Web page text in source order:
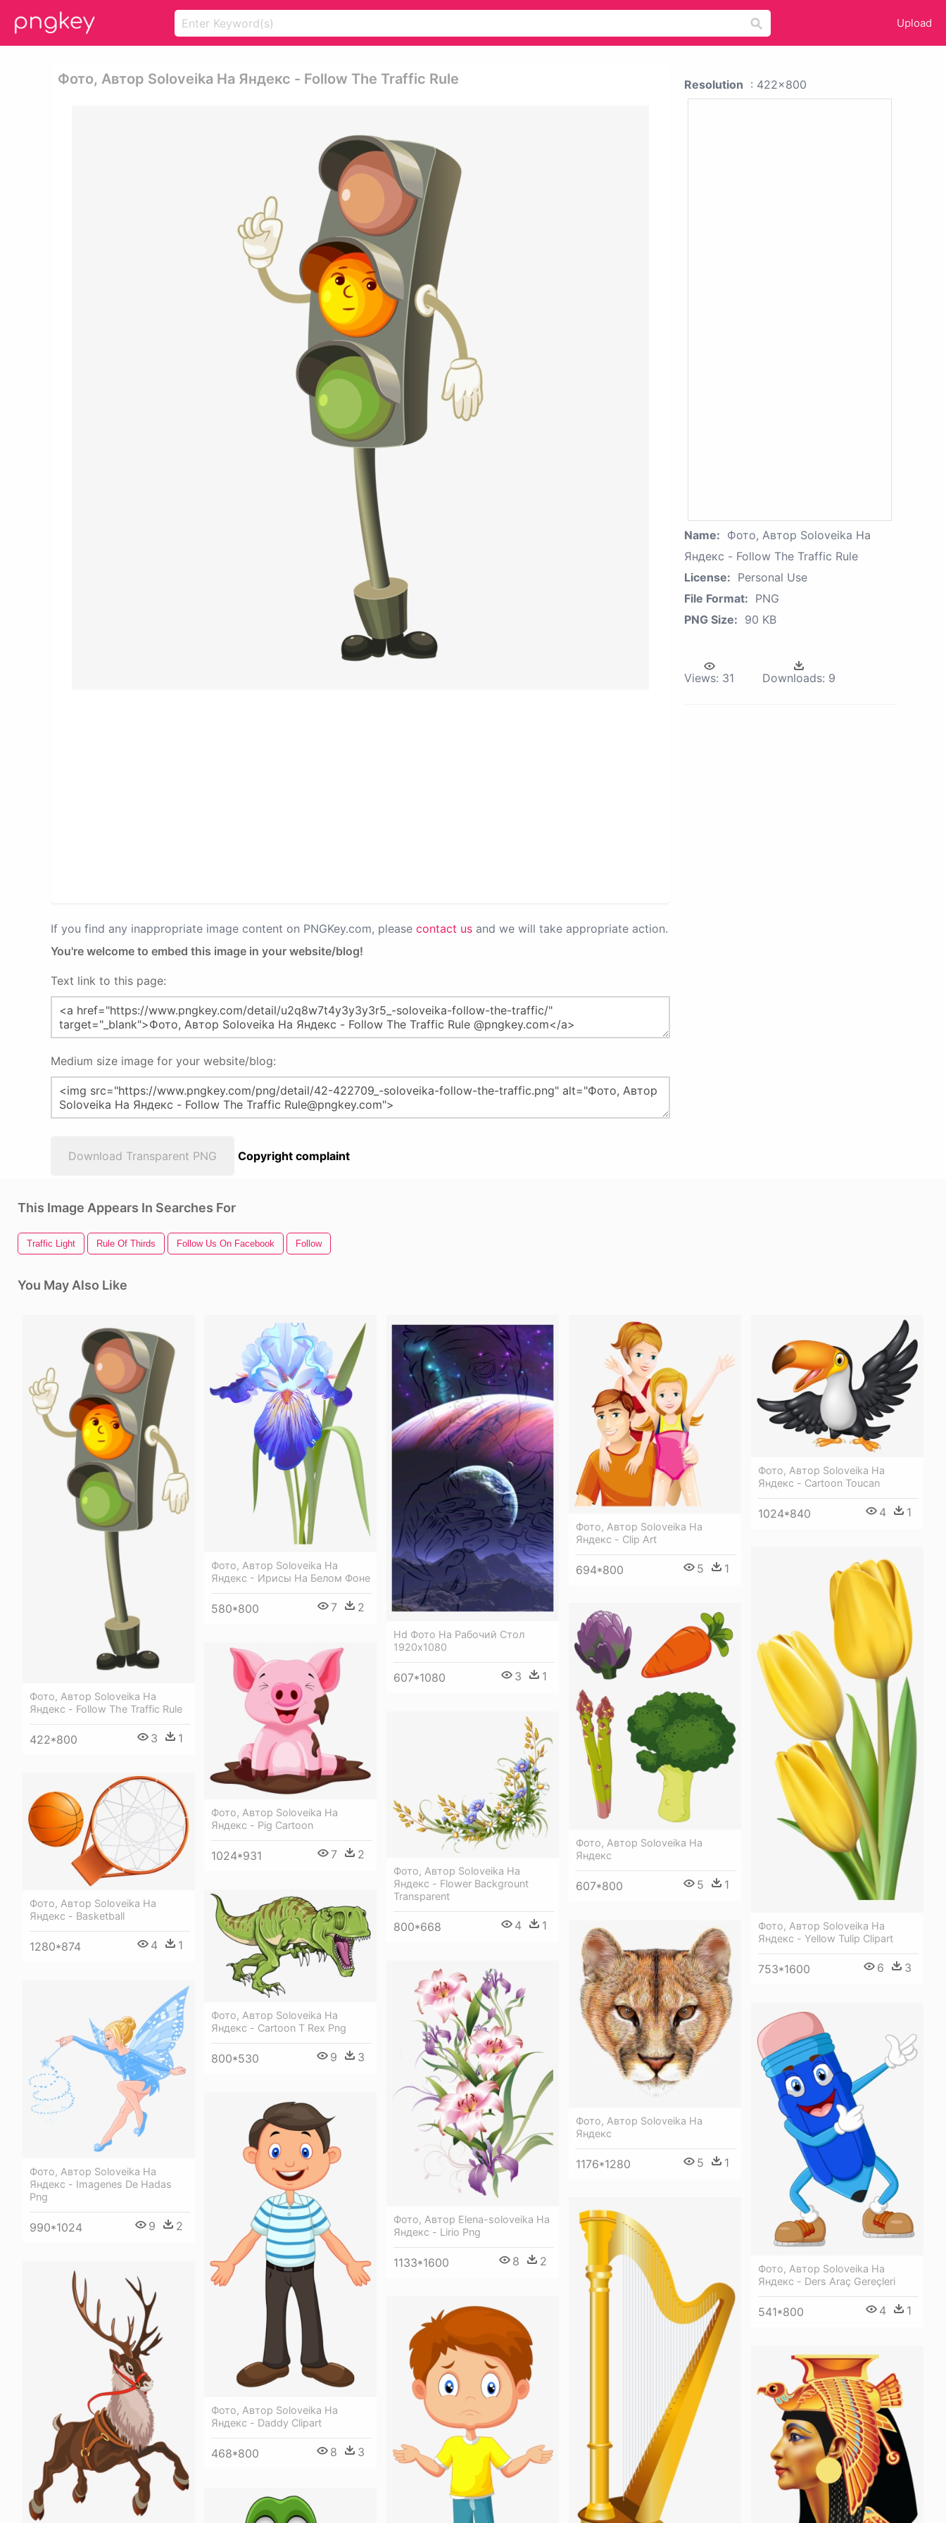
Upload
Фото, Автор Soloveika На Яндекс - Follow The Traffic Rule
If you find any inappropriate image content on PNGKey.com, please contact us and we will take appropriate action.
You're welcome to embed this image in your website/blog!
Text link to this page:
Medium size image for your website/blog:
Download Transparent PNG Copyright complaint
Resolution : 422x800
Name: Фото, Автор Soloveika На
Яндекс - Follow The Traffic Rule
License: Personal Use
File Format: PNG
PNG Size: 90 KB
Views: 31 Downloads: 9
This Image Appears In Searches For
Traffic Light Rule Of Thirds Follow Us On Facebook Follow
You May Also Like
Фото, Автор Soloveika На
Яндекс - Follow The Traffic Rule
422*800 3 1
Фото, Автор Soloveika На
Яндекс - Ирисы На Белом Фоне
580*800 7 2
Hd Фото На Рабочий Стол
1920х1080
607*1080 3 1
Фото, Автор Soloveika На
Яндекс - Clip Art
694*800 5 1
Фото, Автор Soloveika На
Яндекс - Cartoon Toucan
1024*840 4 1
Фото, Автор Soloveika На
Яндекс - Yellow Tulip Clipart
753*1600 6 3
Фото, Автор Soloveika На
Яндекс
607*800 5 1
Фото, Автор Soloveika На
Яндекс - Pig Cartoon
1024*931 7 2
Фото, Автор Soloveika На
Яндекс - Flower Backgrount
Transparent
800*668 4 1
Фото, Автор Soloveika На
Яндекс - Basketball
1280*874 4 1
Фото, Автор Soloveika На
Яндекс - Cartoon T Rex Png
800*530 9 3
Фото, Автор Soloveika На
Яндекс
1176*1280 5 1
Фото, Автор Elena-soloveika На
Яндекс - Lirio Png
1133*1600 8 2
Фото, Автор Soloveika На
Яндекс - Imagenes De Hadas
Png
990*1024 9 2
Фото, Автор Soloveika На
Яндекс - Ders Araç Gereçleri
541*800 4 1
Фото, Автор Soloveika На
Яндекс - Daddy Clipart
468*800 8 3